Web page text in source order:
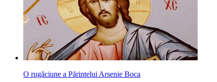
O rugăciune a Părintelui Arsenie Boca